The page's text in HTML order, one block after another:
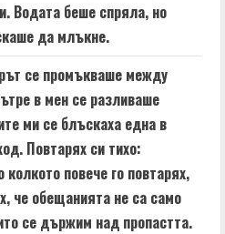
Водата беше спряла, но
да млъкне.
се промъкваше между
в мен се разливаше
ми се блъскаха една в
Повтарях си тихо:
повече го повтарях,
че обещанията не са само
се държим над пропастта.